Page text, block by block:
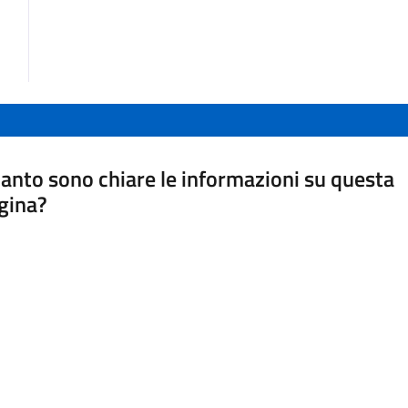
sono chiare le informazioni su questa